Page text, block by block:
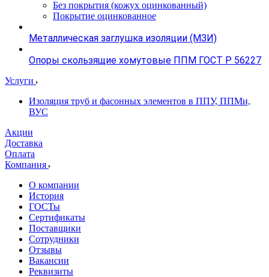
Без покрытия (кожух оцинкованный)
Покрытие оцинкованное
Металлическая заглушка изоляции (МЗИ)
Опоры скользящие хомутовые ППМ ГОСТ Р 56227
Услуги
Изоляция труб и фасонных элементов в ППУ, ППМи,
ВУС
Акции
Доставка
Оплата
Компания
О компании
История
ГОСТы
Сертификаты
Поставщики
Сотрудники
Отзывы
Вакансии
Реквизиты